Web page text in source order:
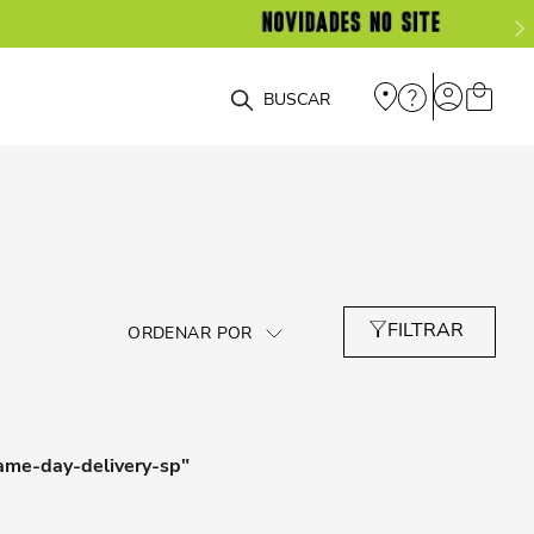
O que você está procurando?
day-delivery-sp"